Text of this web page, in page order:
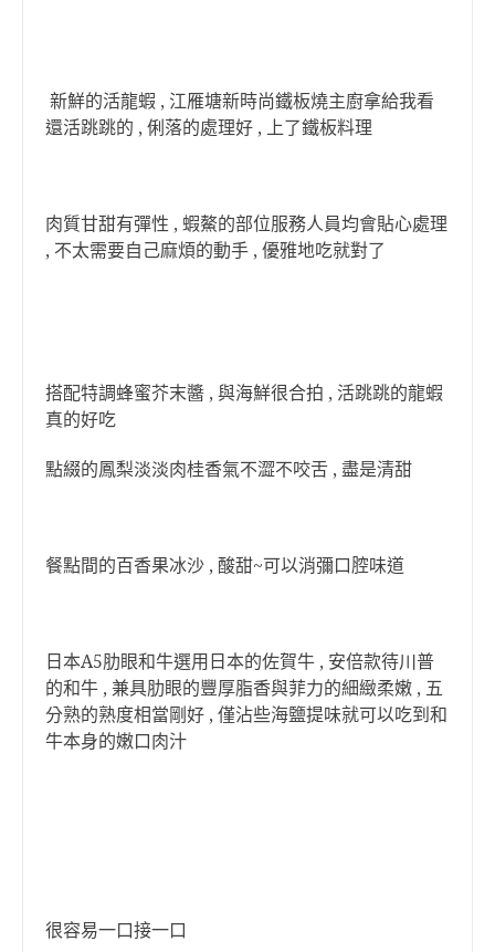
新鮮的活龍蝦 , 江雁塘新時尚鐵板燒主廚拿給我看
還活跳跳的 , 俐落的處理好 , 上了鐵板料理
肉質甘甜有彈性 , 蝦鰲的部位服務人員均會貼心處理
, 不太需要自己麻煩的動手 , 優雅地吃就對了
搭配特調蜂蜜芥末醬 , 與海鮮很合拍 , 活跳跳的龍蝦
真的好吃
點綴的鳳梨淡淡肉桂香氣不澀不咬舌 , 盡是清甜
餐點間的百香果冰沙 , 酸甜~可以消彌口腔味道
日本A5肋眼和牛選用日本的佐賀牛 , 安倍款待川普
的和牛 , 兼具肋眼的豐厚脂香與菲力的細緻柔嫩 , 五
分熟的熟度相當剛好 , 僅沾些海鹽提味就可以吃到和
牛本身的嫩口肉汁
很容易一口接一口